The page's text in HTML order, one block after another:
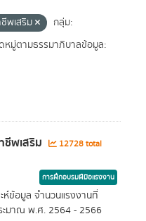
พเสริม
กลุ่ม:
หมู่ตามธรรมาภิบาลข้อมูล:
ชีพเสริม
12728 total
การฝึกอบรมฝีมือแรงงาน
ห์ข้อมูล จำนวนแรงงานที่
ะมาณ พ.ศ. 2564 - 2566